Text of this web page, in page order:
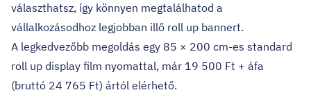
választhatsz, így könnyen megtalálhatod a
vállalkozásodhoz legjobban illő roll up bannert.
A legkedvezőbb megoldás egy 85 × 200 cm-es standard
roll up display film nyomattal, már 19 500 Ft + áfa
(bruttó 24 765 Ft) ártól elérhető.